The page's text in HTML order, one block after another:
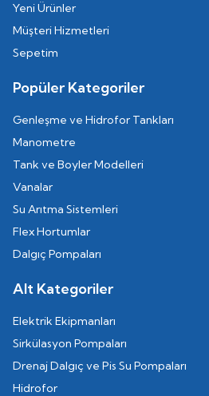
Yeni Ürünler
Müşteri Hizmetleri
Sepetim
Popüler Kategoriler
Genleşme ve Hidrofor Tankları
Manometre
Tank ve Boyler Modelleri
Vanalar
Su Arıtma Sistemleri
Flex Hortumlar
Dalgıç Pompaları
Alt Kategoriler
Elektrik Ekipmanları
Sirkülasyon Pompaları
Drenaj Dalgıç ve Pis Su Pompaları
Hidrofor